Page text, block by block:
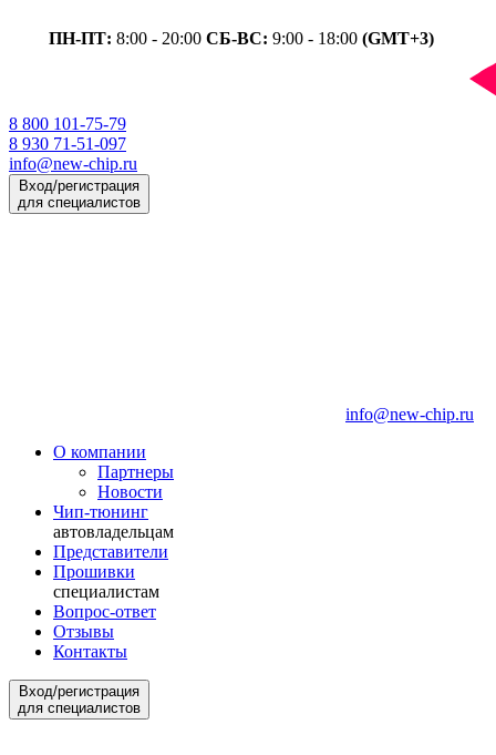
ПН-ПТ: 8:00 - 20:00 СБ-ВС: 9:00 - 18:00 (GMT+3)
8 800 101-75-79
8 930 71-51-097
info@new-chip.ru
Вход/регистрация
для специалистов
info@new-chip.ru
О компании
Партнеры
Новости
Чип-тюнинг
автовладельцам
Представители
Прошивки
специалистам
Вопрос-ответ
Отзывы
Контакты
Вход/регистрация
для специалистов